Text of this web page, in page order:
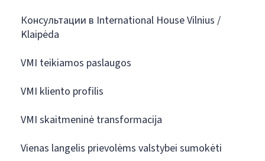
Консультации в International House Vilnius /
Klaipėda
VMI teikiamos paslaugos
VMI kliento profilis
VMI skaitmeninė transformacija
Vienas langelis prievolėms valstybei sumokėti